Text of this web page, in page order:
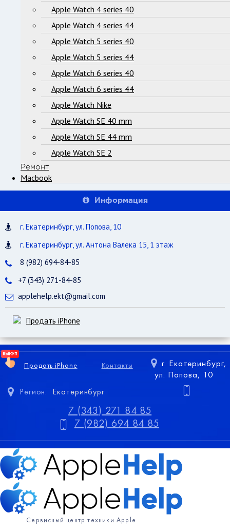
Apple Watch 4 series 40
Apple Watch 4 series 44
Apple Watch 5 series 40
Apple Watch 5 series 44
Apple Watch 6 series 40
Apple Watch 6 series 44
Apple Watch Nike
Apple Watch SE 40 mm
Apple Watch SE 44 mm
Apple Watch SE 2
Ремонт
Macbook
Информация
г. Екатеринбург, ул. Попова, 10
г. Екатеринбург, ул. Антона Валека 15, 1 этаж
8 (982) 694-84-85
+7 (343) 271-84-85
applehelp.ekt@gmail.com
Продать iPhone
Продать iPhone Контакты
Регион: Екатеринбург
г. Екатеринбург,
ул. Попова, 10
7 (343) 271 84 85
7 (982) 694 84 85
Сервисный центр техники Apple